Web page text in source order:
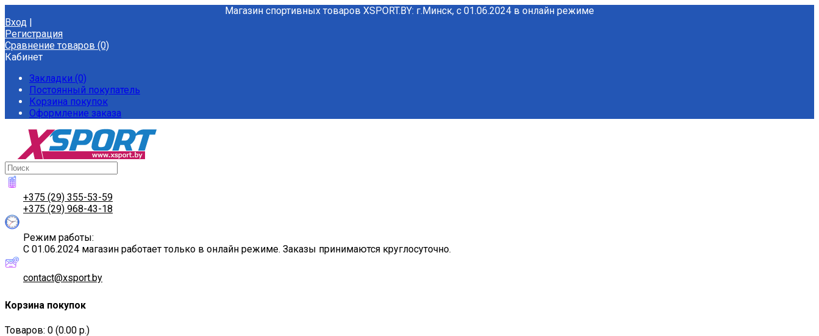
Магазин спортивных товаров XSPORT.BY: г.Минск, с 01.06.2024 в онлайн режиме
Вход |
Регистрация
Сравнение товаров (0)
Кабинет
Закладки (0)
Постоянный покупатель
Корзина покупок
Оформление заказа
+375 (29) 355-53-59
+375 (29) 968-43-18
Режим работы:
С 01.06.2024 магазин работает только в онлайн режиме. Заказы принимаются круглосуточно.
contact@xsport.by
Корзина покупок
Товаров: 0 (0.00 р.)